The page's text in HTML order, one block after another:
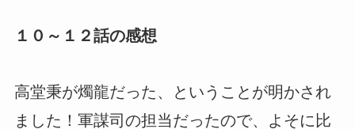
１０～１２話の感想
高堂秉が燭龍だった、ということが明かされ
ました！軍謀司の担当だったので、よそに比